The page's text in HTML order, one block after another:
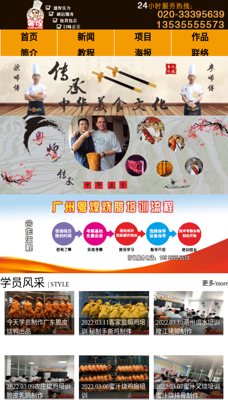
首页 新闻 项目
作品
简介
教程 海报 联络
学员风采 STYLE 更多/more
今天学员制作广东脆皮
烧鸭出品
2022.03.11客家盐焗鸡培
训 秘制手撕鸡制作
2022.03.10潮州卤水培训
隆江猪脚制作
2022.03.09农庄烧鸡培训
脆皮乳鸽制作
2022.03.08蜜汁烧鸡翅培
训
2022.03.07蜜汁叉烧培训
蜜汁烧排骨制作